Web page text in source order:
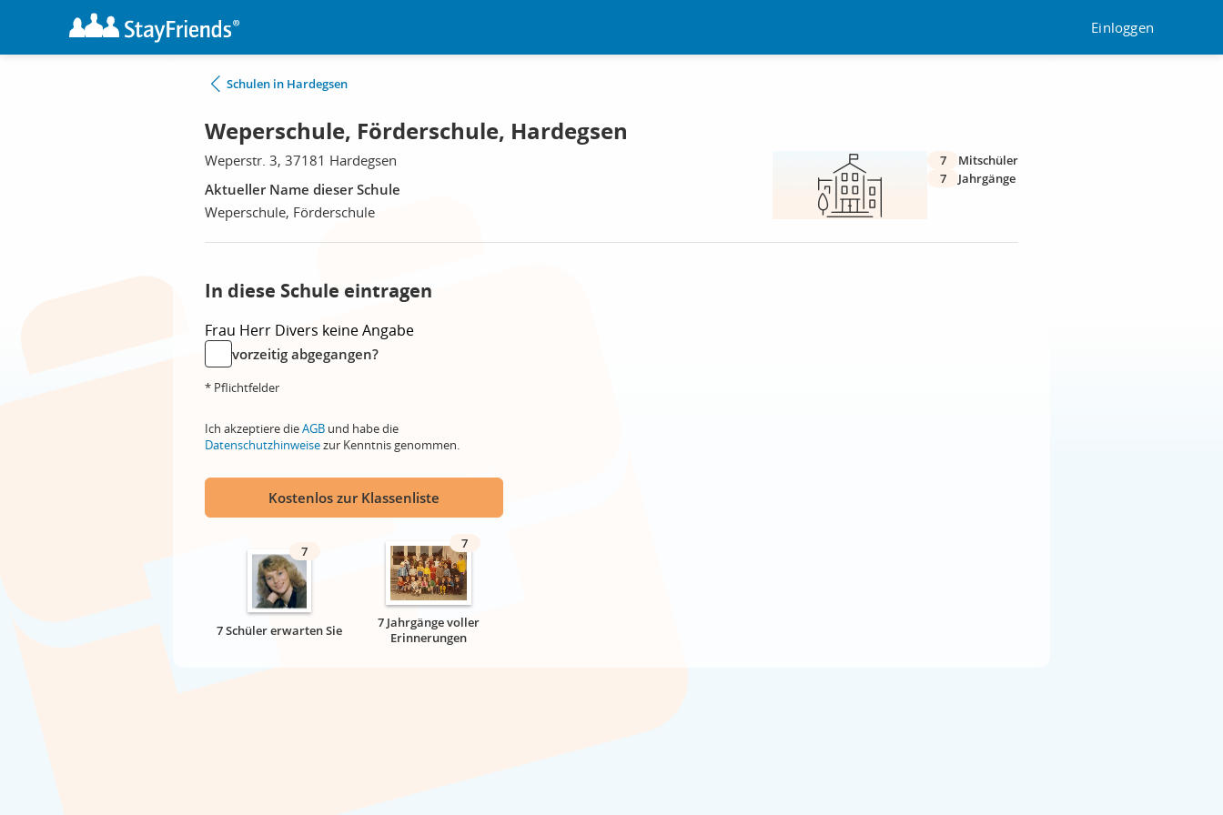
Einloggen
Schulen in Hardegsen
Weperschule, Förderschule, Hardegsen
Weperstr. 3, 37181 Hardegsen
Aktueller Name dieser Schule
Weperschule, Förderschule
7
Mitschüler
7
Jahrgänge
In diese Schule eintragen
Frau Herr Divers keine Angabe
vorzeitig abgegangen?
* Pflichtfelder
Ich akzeptiere dieAGB und habe die
Datenschutzhinweisezur Kenntnis genommen.
Kostenlos zur Klassenliste
7
7 Schüler erwarten Sie
7
7 Jahrgänge voller
Erinnerungen